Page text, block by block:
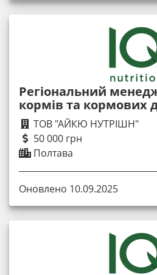
Регіональний
кормів та кормових
ТОВ "АЙКЮ НУТРІШН"
50 000 грн
Полтава
Оновлено 10.09.2025